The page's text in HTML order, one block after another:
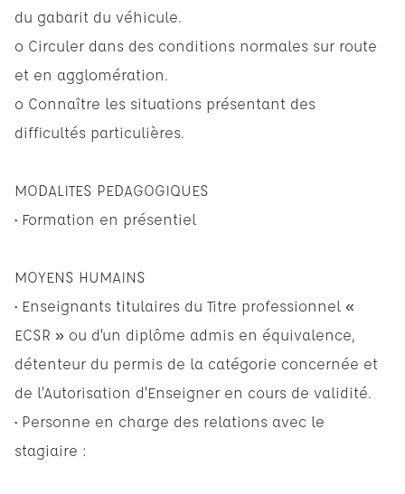
du gabarit du véhicule.
o Circuler dans des conditions normales sur route
et en agglomération.
o Connaître les situations présentant des
difficultés particulières.
MODALITES PEDAGOGIQUES
• Formation en présentiel
MOYENS HUMAINS
• Enseignants titulaires du Titre professionnel «
ECSR » ou d’un diplôme admis en équivalence,
détenteur du permis de la catégorie concernée et
de l’Autorisation d’Enseigner en cours de validité.
• Personne en charge des relations avec le
stagiaire :